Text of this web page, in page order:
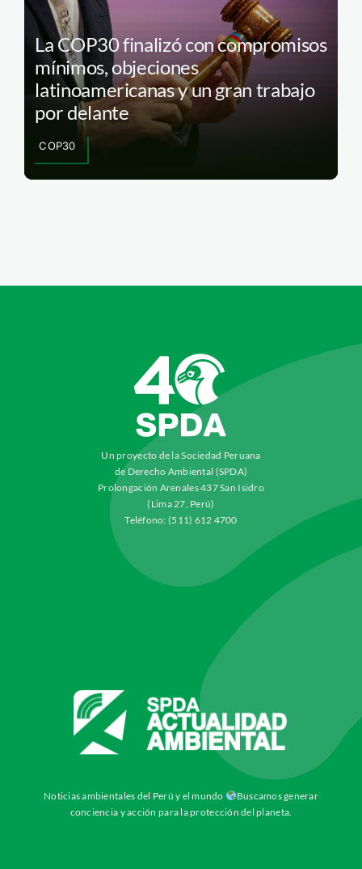
La COP30 finalizó con compromisos
mínimos, objeciones
latinoamericanas y un gran trabajo
por delante
COP30
Un proyecto de la Sociedad Peruana
de Derecho Ambiental (SPDA)
Prolongación Arenales 437 San Isidro
(Lima 27, Perú)
Teléfono: (511) 612 4700
Noticias ambientales del Perú y el mundo
Buscamos generar
conciencia y acción para la protección del planeta.